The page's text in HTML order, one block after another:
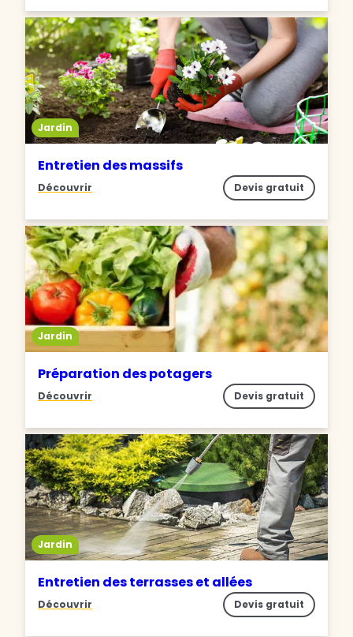
Jardin
Entretien des massifs
Découvrir Devis gratuit
Jardin
Préparation des potagers
Découvrir Devis gratuit
Jardin
Entretien des terrasses et allées
Découvrir Devis gratuit